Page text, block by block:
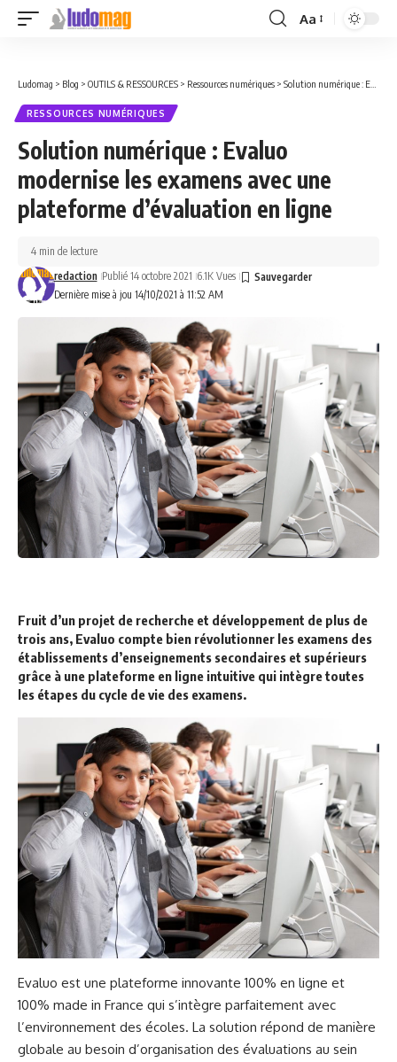
Font
Aa
Ludomag > Blog > OUTILS & RESSOURCES > Ressources numériques > Solution numérique : Evaluo modernise les examens avec une plateforme d’évaluation en ligne
RESSOURCES NUMÉRIQUES
Solution numérique : Evaluo
modernise les examens avec une
plateforme d’évaluation en ligne
Dernière mise à jou 14/10/2021 à 11:52 AM
redaction Publié 14 octobre 2021 6.1K Vues
4 min de lecture
Fruit d’un projet de recherche et développement de plus de
trois ans, Evaluo compte bien révolutionner les examens des
établissements d’enseignements secondaires et supérieurs
grâce à une plateforme en ligne intuitive qui intègre toutes
les étapes du cycle de vie des examens.
Evaluo est une plateforme innovante 100% en ligne et
100% made in France qui s’intègre parfaitement avec
l’environnement des écoles. La solution répond de manière
globale au besoin d’organisation des évaluations au sein